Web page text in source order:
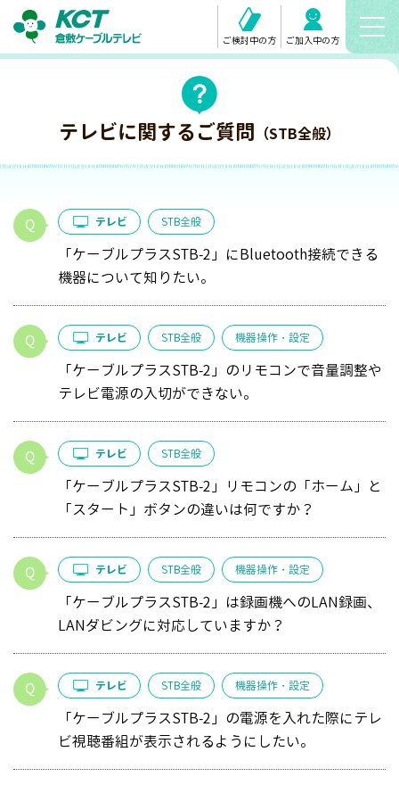
ご検討中の方 ご加入中の方
テレビに関するご質問 （STB全般）
テレビ STB全般
「ケーブルプラスSTB-2」にBluetooth接続できる
機器について知りたい。
テレビ STB全般 機器操作・設定
「ケーブルプラスSTB-2」のリモコンで音量調整や
テレビ電源の入切ができない。
テレビ STB全般
「ケーブルプラスSTB-2」リモコンの「ホーム」と
「スタート」ボタンの違いは何ですか？
テレビ STB全般 機器操作・設定
「ケーブルプラスSTB-2」は録画機へのLAN録画、
LANダビングに対応していますか？
テレビ STB全般 機器操作・設定
「ケーブルプラスSTB-2」の電源を入れた際にテレ
ビ視聴番組が表示されるようにしたい。